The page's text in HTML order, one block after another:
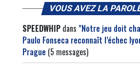
VOUS AVEZ LA
SPEEDWHIP dans "Notre jeu doit
Paulo Fonseca reconnaît l’échec
Prague (5 messages)